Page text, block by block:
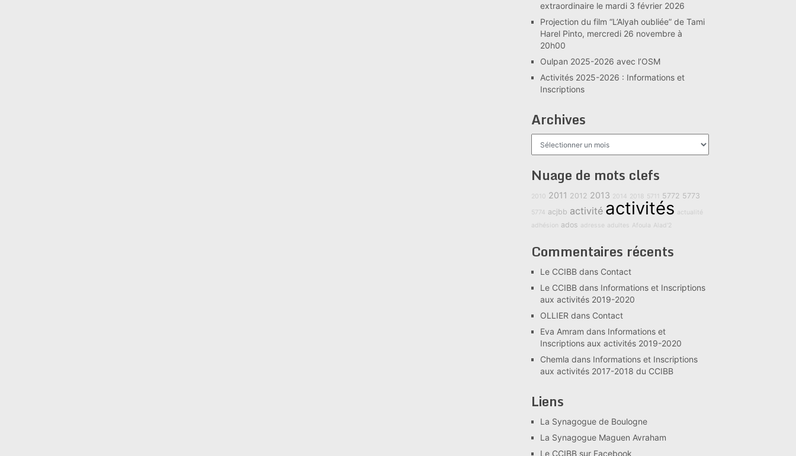
extraordinaire le mardi 3 février 2026
Projection du film “L’Alyah oubliée” de Tami
Harel Pinto, mercredi 26 novembre à
20h00
Oulpan 2025-2026 avec l’OSM
Activités 2025-2026 : Informations et
Inscriptions
Archives
Nuage de mots clefs
2010 2011 2012 2013 2014 2018 5711 5772 5773
5774 acjbb activité activités actualité
adhésion ados adresse adultes Afoula Alad'2
Commentaires récents
Le CCIBB dans Contact
Le CCIBB dans Informations et Inscriptions
aux activités 2019-2020
OLLIER dans Contact
Eva Amram dans Informations et
Inscriptions aux activités 2019-2020
Chemla dans Informations et Inscriptions
aux activités 2017-2018 du CCIBB
Liens
La Synagogue de Boulogne
La Synagogue Maguen Avraham
Le CCIBB sur Facebook